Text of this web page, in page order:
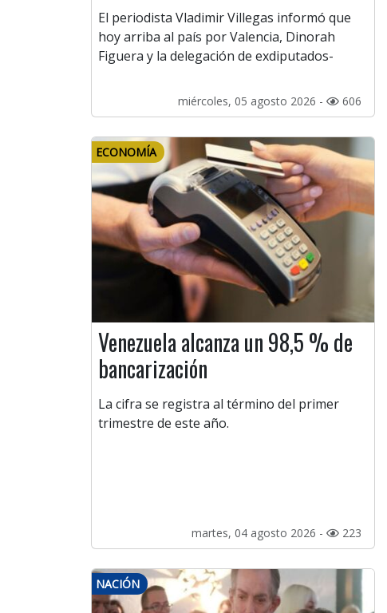
El periodista Vladimir Villegas informó que
hoy arriba al país por Valencia, Dinorah
Figuera y la delegación de exdiputados-
miércoles, 05 agosto 2026 - 606
ECONOMÍA
Venezuela alcanza un 98,5 % de
bancarización
La cifra se registra al término del primer
trimestre de este año.
martes, 04 agosto 2026 - 223
NACIÓN